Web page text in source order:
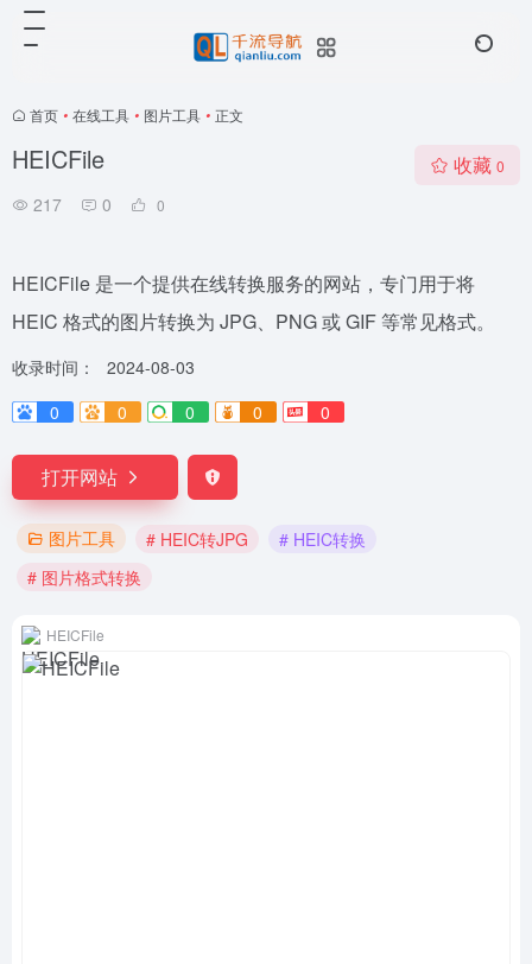
首页 • 在线工具 • 图片工具 • 正文
HEICFile
217 0 0
收藏 0
HEICFile 是一个提供在线转换服务的网站，专门用于将
HEIC 格式的图片转换为 JPG、PNG 或 GIF 等常见格式。
收录时间：
2024-08-03
0
0 0 0 0
打开网站
图片工具 # HEIC转JPG
# HEIC转换
# 图片格式转换
HEICFile